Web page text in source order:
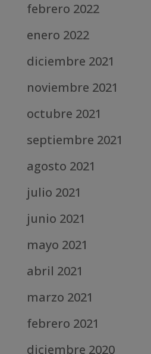
febrero 2022
enero 2022
diciembre 2021
noviembre 2021
octubre 2021
septiembre 2021
agosto 2021
julio 2021
junio 2021
mayo 2021
abril 2021
marzo 2021
febrero 2021
diciembre 2020